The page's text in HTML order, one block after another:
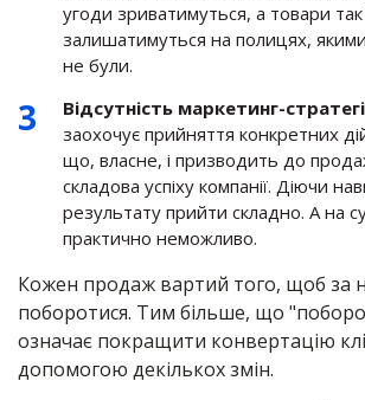
угоди зриватимуться, а товари так
залишатимуться на полицях,
не були.
Відсутність маркетинг-
заохочує прийняття конкретних
що, власне, і призводить до
складова успіху компанії. Діючи
результату прийти складно. А на
практично неможливо.
Кожен продаж вартий того, щоб за
поборотися. Тим більше, що
означає покращити конвертацію
допомогою декількох змін.